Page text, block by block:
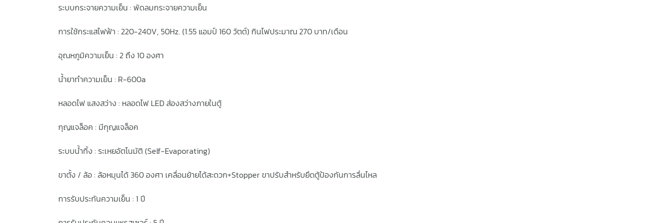
ระบบกระจายความเย็น : พัดลมกระจายความเย็น
การใช้กระแสไฟฟ้า : 220-240V‚ 50Hz. (1.55 แอมป์ 160 วัตต์) กินไฟประมาณ 270 บาท/เดือน
อุณหภูมิความเย็น : 2 ถึง 10 องศา
น้ำยาทำความเย็น : R-600a
หลอดไฟ แสงสว่าง : หลอดไฟ LED ส่องสว่างภายในตู้
กุญแจล็อค : มีกุญแจล็อค
ระบบน้ำทิ้ง : ระเหยอัตโนมัติ (Self-Evaporating)
ขาตั้ง / ล้อ : ล้อหมุนได้ 360 องศา เคลื่อนย้ายได้สะดวก+Stopper ขาปรับสำหรับยึดตู้ป้องกันการลื่นไหล
การรับประกันความเย็น : 1 ปี